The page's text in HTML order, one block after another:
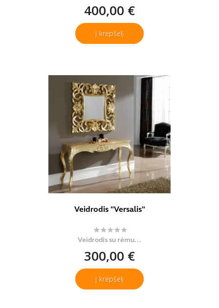
400,00 €
Į krepšelį
Veidrodis "Versalis"
Veidrodis su rėmu...
300,00 €
Į krepšelį